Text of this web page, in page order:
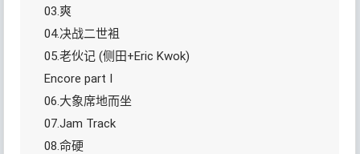
03.爽
04.决战二世袓
05.老伙记 (侧田+Eric Kwok)
Encore part I
06.大象席地而坐
07.Jam Track
08.命硬